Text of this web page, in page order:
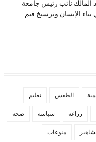
المالك نائب رئيس جامعة
بناء الإنسان وترسيخ قيم
الطقس تعليم
زراعة سياسة صحة
منوعات